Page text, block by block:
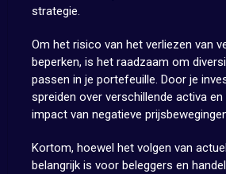
strategie.
Om het risico van het verliezen van
beperken, is het raadzaam om
passen in je portefeuille. Door je
spreiden over verschillende activa en
impact van negatieve
Kortom, hoewel het volgen van
belangrijk is voor beleggers en